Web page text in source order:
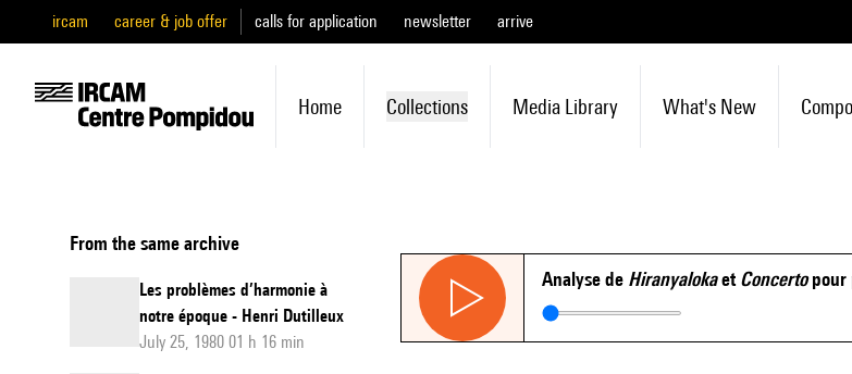
ircam career & job offer calls for application newsletter arrive
Home Collections Media Library What's New
From the same archive
Les problèmes d’harmonie à
notre époque - Henri Dutilleux
July 25, 1980 01 h 16 min
Analyse de HiranyalokaetConcertopour